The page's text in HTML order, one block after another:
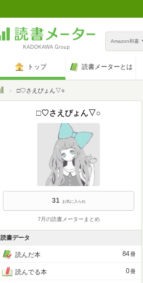
Amazon和書
トップ 読書メーターとは
トップ□♡さえぴょん▽○
□♡さえぴょん▽○
31 お気に入られ
7月の読書メーターまとめ
読書データ
読んだ本 84冊
読んでる本 0冊